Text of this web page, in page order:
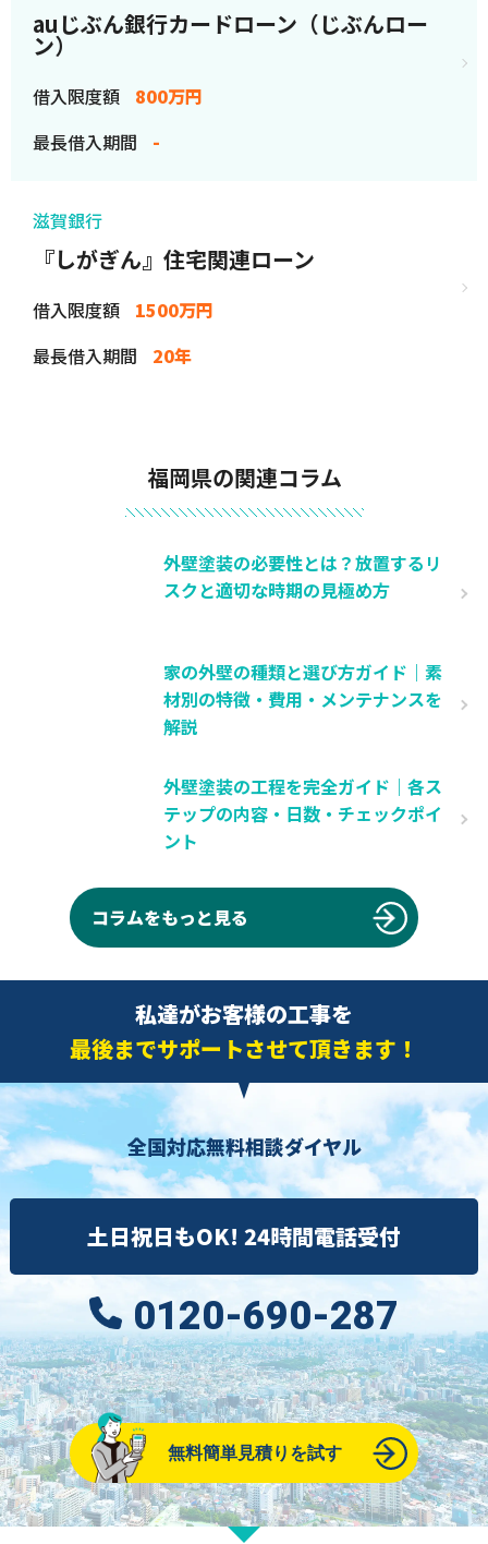
auじぶん銀行カードローン（じぶんロー
ン）
借入限度額
800万円
最長借入期間
-
滋賀銀行
『しがぎん』住宅関連ローン
借入限度額
1500万円
最長借入期間
20年
福岡県の関連コラム
外壁塗装の必要性とは？放置するリ
スクと適切な時期の見極め方
家の外壁の種類と選び方ガイド｜素
材別の特徴・費用・メンテナンスを
解説
外壁塗装の工程を完全ガイド｜各ス
テップの内容・日数・チェックポイ
ント
コラムをもっと見る
私達がお客様の工事を
最後までサポートさせて頂きます！
全国対応無料相談ダイヤル
土日祝日もOK! 24時間電話受付
0120-690-287
無料簡単見積りを試す